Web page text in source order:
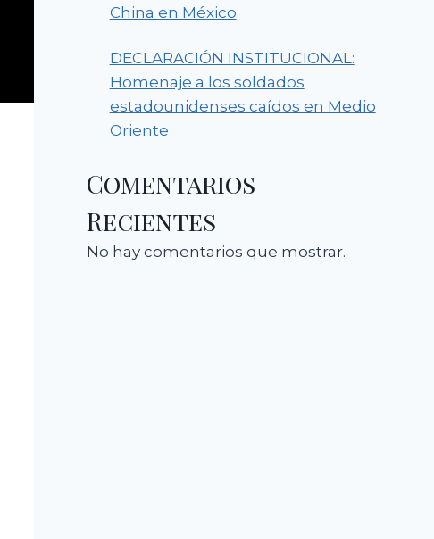
China en México
DECLARACIÓN INSTITUCIONAL:
Homenaje a los soldados
estadounidenses caídos en Medio
Oriente
Comentarios
Recientes
No hay comentarios que mostrar.